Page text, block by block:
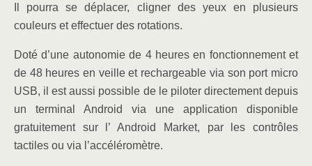
Il pourra se déplacer, cligner des yeux en plusieurs
couleurs et effectuer des rotations.
Doté d’une autonomie de 4 heures en fonctionnement et
de 48 heures en veille et rechargeable via son port micro
USB, il est aussi possible de le piloter directement depuis
un terminal Android via une application disponible
gratuitement sur l’ Android Market, par les contrôles
tactiles ou via l’accéléromètre.